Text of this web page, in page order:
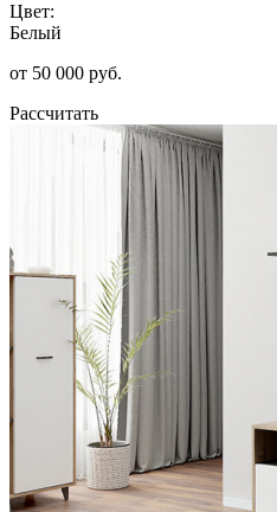
Цвет:
Белый
от 50 000 руб.
Рассчитать